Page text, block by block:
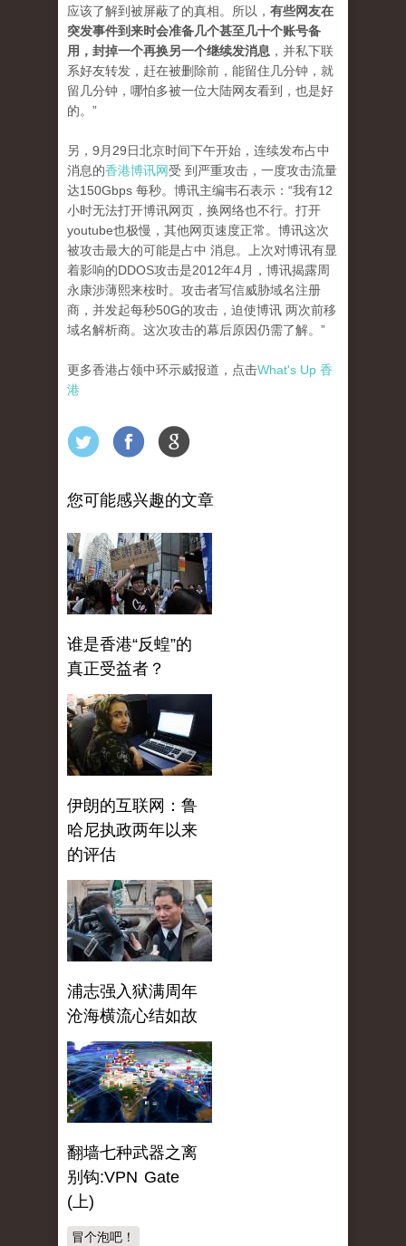
应该了解到被屏蔽了的真相。所以， 有些网友在
突发事件到来时会准备几个甚至几十个账号备
用，封掉一个再换另一个继续发消息 ，并私下联
系好友转发，赶在被删除前，能留住几分钟，就
留几分钟，哪怕多被一位大陆网友看到，也是好
的。”
另，9月29日北京时间下午开始，连续发布占中
消息的香港博讯网受 到严重攻击，一度攻击流量
达150Gbps 每秒。博讯主编韦石表示：“我有12
小时无法打开博讯网页，换网络也不行。打开
youtube也极慢，其他网页速度正常。博讯这次
被攻击最大的可能是占中 消息。上次对博讯有显
着影响的DDOS攻击是2012年4月，博讯揭露周
永康涉薄熙来桉时。攻击者写信威胁域名注册
商，并发起每秒50G的攻击，迫使博讯 两次前移
域名解析商。这次攻击的幕后原因仍需了解。”
更多香港占领中环示威报道，点击What's Up 香
港
您可能感兴趣的文章
谁是香港“反蝗”的
真正受益者？
伊朗的互联网：鲁
哈尼执政两年以来
的评估
浦志强入狱满周年
沧海横流心结如故
翻墙七种武器之离
别钩:VPN Gate
(上)
冒个泡吧！